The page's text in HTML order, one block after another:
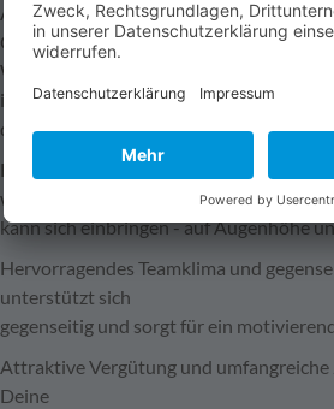
Ausbildung mit Zukunft: In einem
Chancen zur
Weiterentwicklung. Deine Fähigkeiten
im Bereich
der grünen Technologie zu formen.
Flache Hierarchien und herzliche
wertgeschätzt und
kann sich einbringen - auf Augenhöhe
Hervorragendes Teamklima und
unterstützt sich
gegenseitig und sorgt für ein
Attraktive Vergütung und
Deine